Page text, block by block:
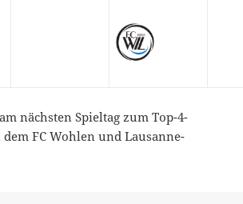
nächsten Spieltag zum Top-4-
FC Wohlen und Lausanne-